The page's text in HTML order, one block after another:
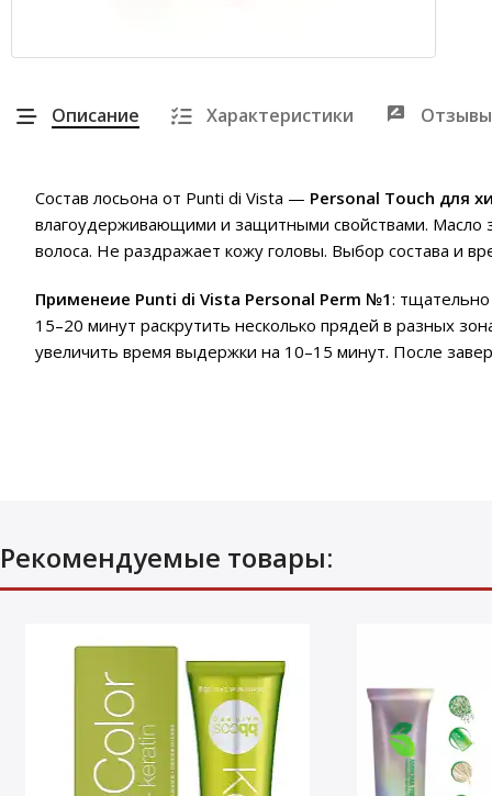
Описание Характеристики
Состав лосьона от Punti di Vista — Personal Touch для
влагоудерживающими и защитными свойствами. Масло
волоса. Не раздражает кожу головы. Выбор состава и
Применеие Punti di Vista Personal Perm №1:
15–20 минут раскрутить несколько прядей в разных
увеличить время выдержки на 10–15 минут. После
Рекомендуемые товары: